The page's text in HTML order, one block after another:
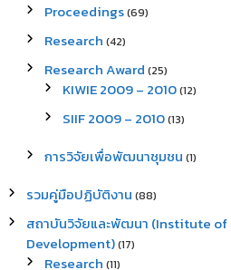
Proceedings(69)
Research (42)
Research Award (25)
KIWIE 2009 – 2010(12)
SIIF 2009 – 2010(13)
การวิจัยเพื่อพัฒนาชุมชน (1)
รวมคู่มือปฏิบัติงาน (88)
สถาบันวิจัยและพัฒนา (Institute of
Development)(17)
Research (11)